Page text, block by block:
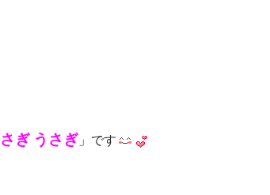
ぎ うさぎ 」です